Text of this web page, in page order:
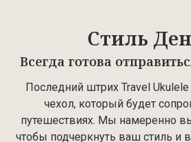
Стиль
Всегда готова
Последний штрих Travel
чехол, который будет
путешествиях. Мы намеренно
чтобы подчеркнуть ваш стиль и